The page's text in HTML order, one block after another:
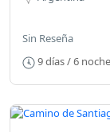
Sin Reseña
9 días / 6